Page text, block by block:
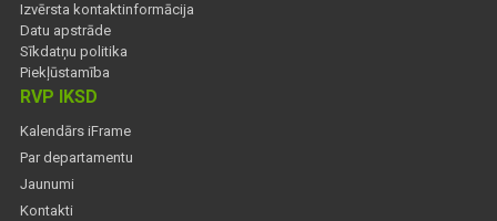
Izvērsta kontaktinformācija
Datu apstrāde
Sīkdatņu politika
Piekļūstamība
RVP IKSD
Kalendārs iFrame
Par departamentu
Jaunumi
Kontakti